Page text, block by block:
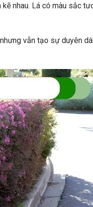
nhau. Lá có màu sắc
vẫn tạo sự duyên